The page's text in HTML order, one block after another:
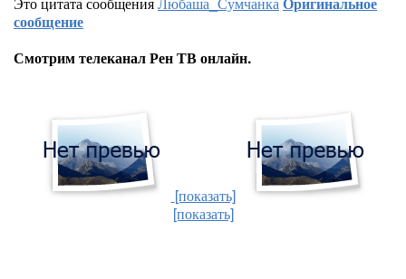
сообщение
Смотрим телеканал Рен ТВ онлайн.
[показать]
[показать]